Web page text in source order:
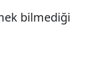
bilmediği